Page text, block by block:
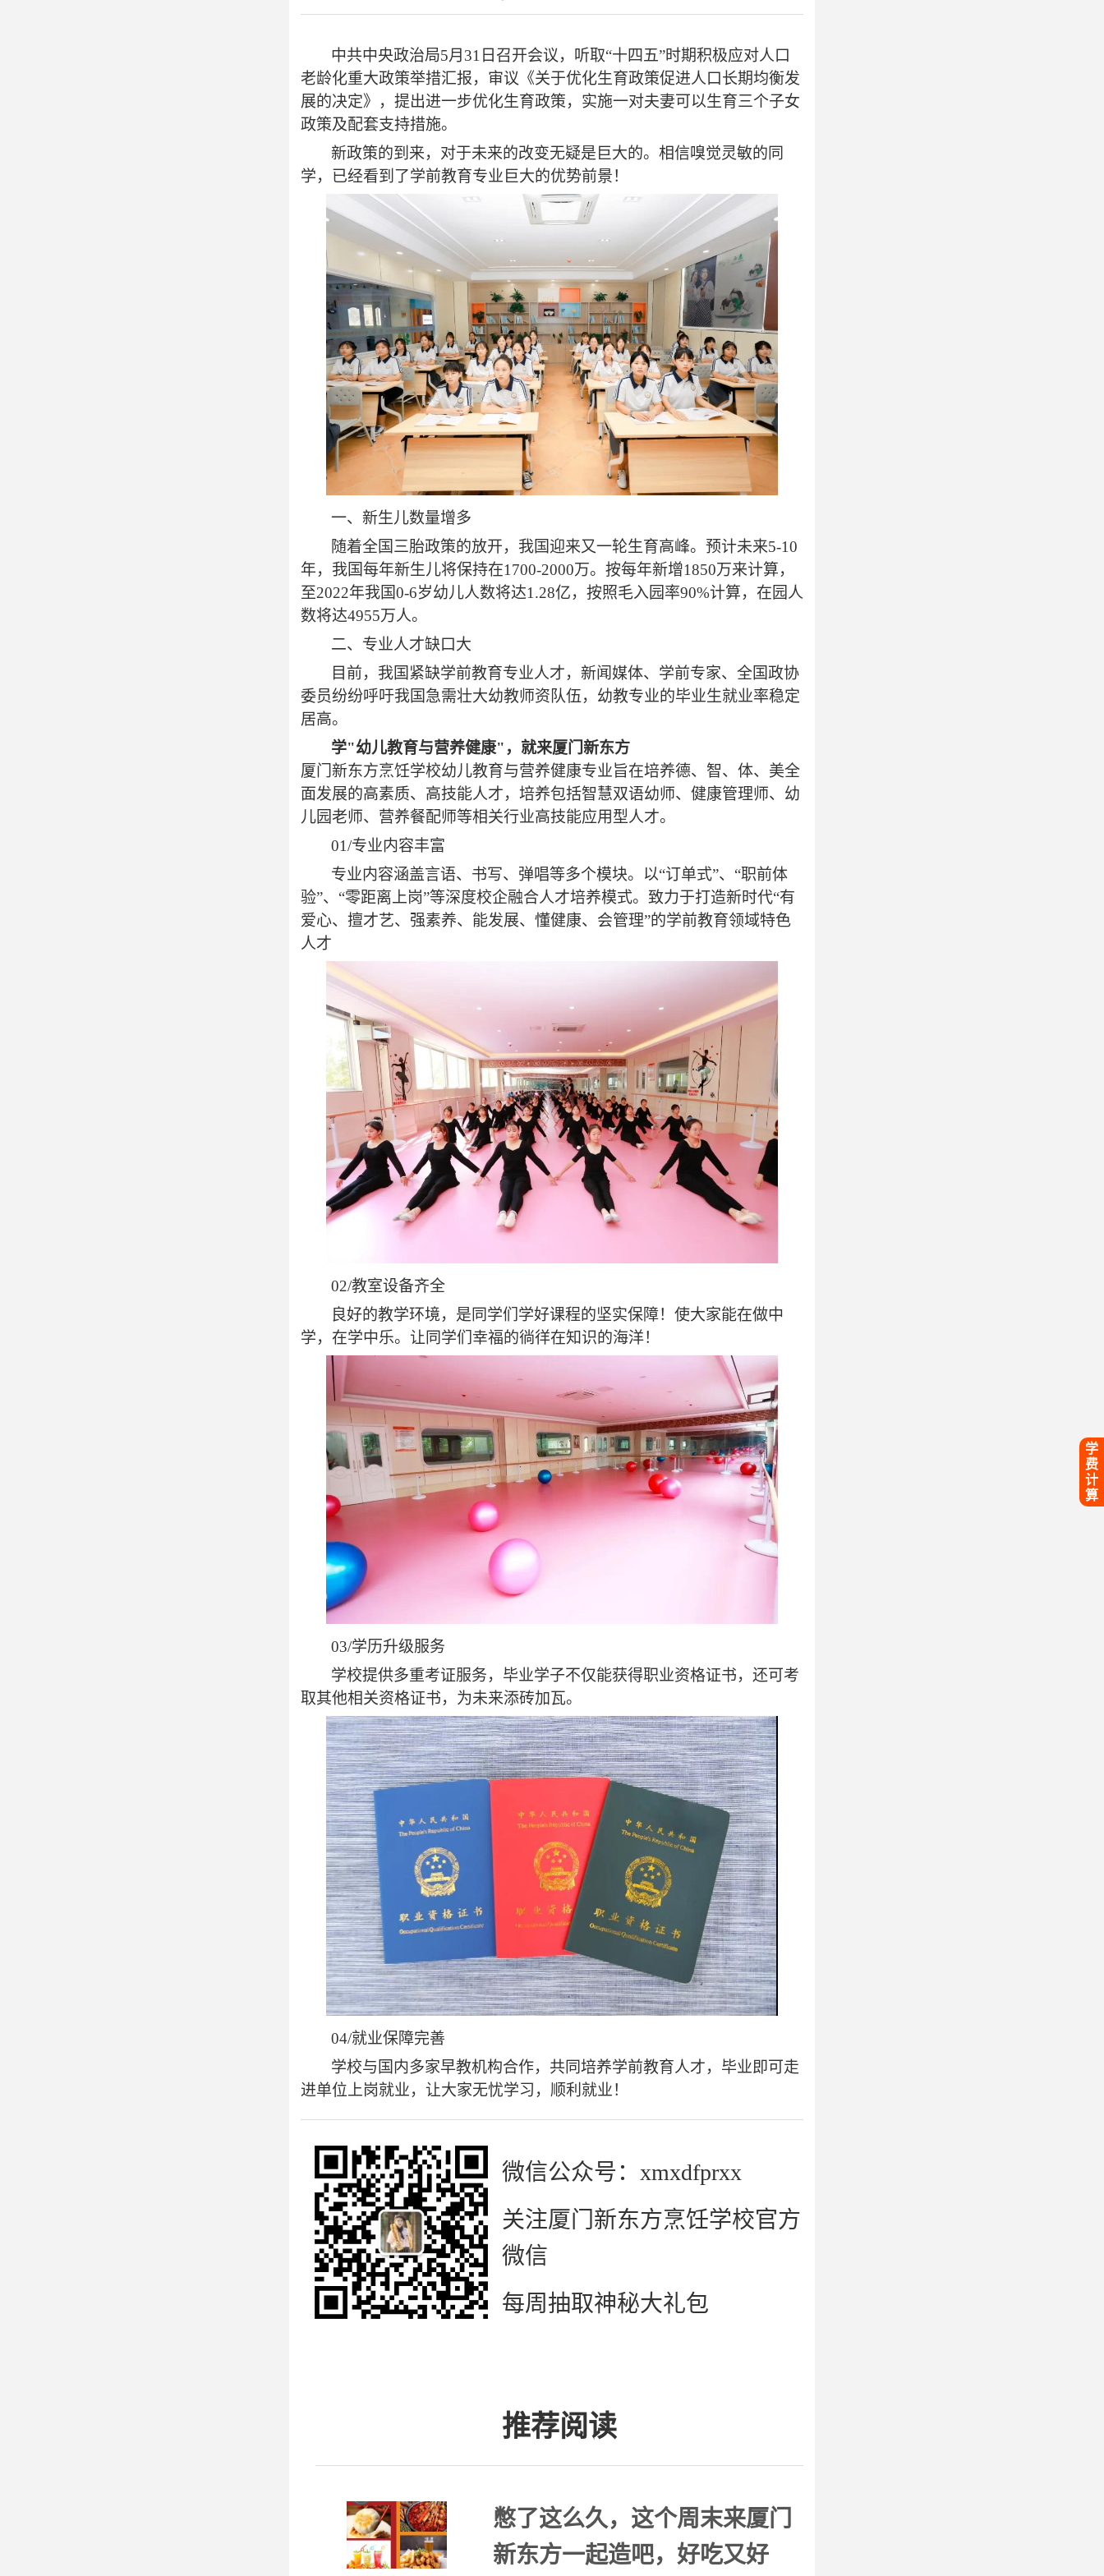
学
费
计
算
中共中央政治局5月31日召开会议，听取“十四五”时期积极应对人口
老龄化重大政策举措汇报，审议《关于优化生育政策促进人口长期均衡发
展的决定》，提出进一步优化生育政策，实施一对夫妻可以生育三个子女
政策及配套支持措施。
新政策的到来，对于未来的改变无疑是巨大的。相信嗅觉灵敏的同
学，已经看到了学前教育专业 巨大的优势前景！
一、 新生儿数量增多
随着全国三胎政策的放开，我国迎来又一轮生育高峰。预计未来5-10
年，我国每年新生儿将保持在1700-2000万。按每年新增1850万来计算，
至2022年我国0-6岁幼儿人数将达1.28亿，按照毛入园率90%计算，在园人
数将达4955万人。
二、 专业人才缺口大
目前，我国紧缺学前教育专业人才，新闻媒体、学前专家、全国政协
委员纷纷呼吁我国急需壮大幼教师资队伍，幼教专业的毕业生就业率稳定
居高。
学"幼儿教育与营养健康" ， 就来厦门新东方
厦门新东方烹饪学校幼儿教育与营养健康专业旨在培养德、智、体、美全
面发展的高素质、高技能人才，培养包括智慧双语幼师、健康管理师、幼
儿园老师、营养餐配师等相关行业高技能应用型人才。
01/专业内容丰富
专业内容涵盖言语、书写、弹唱等多个模块。以“订单式”、“职前体
验”、“零距离上岗”等深度校企融合人才培养模式。致力于打造新时代“有
爱心、擅才艺、强素养、能发展、懂健康、会管理”的学前教育领域特色
人才
02/教室设备齐全
良好的教学环境，是同学们学好课程的坚实保障！使大家能在做中
学，在学中乐。让同学们幸福的徜徉在知识的海洋！
03/学历升级服务
学校提供多重考证服务，毕业学子不仅能获得职业资格证书，还可考
取其他相关资格证书，为未来添砖加瓦。
04/就业保障完善
学校与国内多家早教机构合作，共同培养学前教育人才，毕业即可走
进单位上岗就业，让大家无忧学习，顺利就业！
微信公众号：xmxdfprxx
关注厦门新东方烹饪学校官方
微信
每周抽取神秘大礼包
推荐阅读
憋了这么久，这个周末来厦门
新东方一起造吧，好吃又好